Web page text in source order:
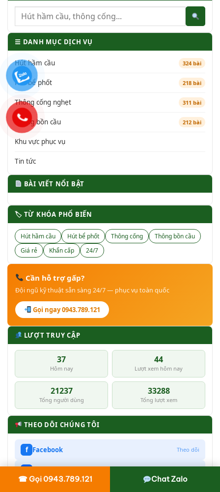
☰ DANH MỤC DỊCH VỤ
Hút hầm cầu 324 bài
Hút bể phốt 218 bài
Thông cống nghẹt 311 bài
Thông bồn cầu 212 bài
Khu vực phục vụ
Tin tức
BÀI VIẾT NỔI BẬT
🏷 TỪ KHÓA PHỔ BIẾN
Hút hầm cầu Hút bể phốt Thông cống
Thông bồn cầu
Giá rẻ
Khẩn cấp 24/7
Cần hỗ trợ gấp?
Đội ngũ kỹ thuật sẵn sàng 24/7 — phục vụ toàn quốc
Gọi ngay 0943.789.121
LƯỢT TRUY CẬP
37
Hôm nay
44
Lượt xem hôm nay
21237
Tổng người dùng
33288
Tổng lượt xem
THEO DÕI CHÚNG TÔI
f Facebook Theo dõi
☎ Gọi 0943.789.121 Chat Zalo